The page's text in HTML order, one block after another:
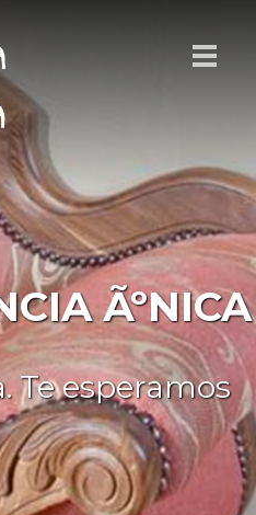
ÃºNICA
Te esperamos